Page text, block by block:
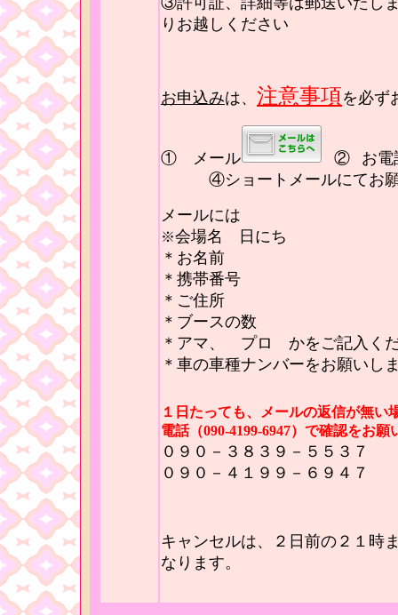
りお越しください
お申込みは、 注意事項を必ず
① メール ②
お
④ショートメールにてお願
メールには
※会場名 日にち
＊お名前
＊携帯番号
＊ご住所
＊ブースの数
＊アマ、 プロ かをご記入く
＊車の車種ナンバーをお願いし
１日たっても、メールの返信が無
電話（090-4199-6947）で確認をお願
０９０－３８３９－５５３７
０９０－４１９９－６９４７
キャンセルは、２日前の２１
なります。